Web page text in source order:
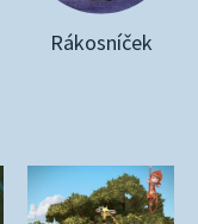
Rákosníček